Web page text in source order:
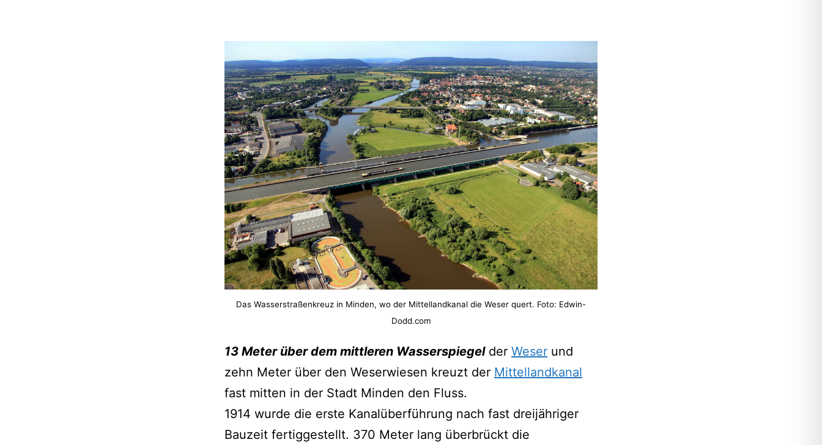
Das Wasserstraßenkreuz in Minden, wo der Mittellandkanal die Weser quert. Foto: Edwin-
Dodd.com
13 Meter über dem mittleren Wasserspiegelder Weser und
zehn Meter über den Weserwiesen kreuzt der Mittellandkanal
fast mitten in der Stadt Minden den Fluss.
1914 wurde die erste Kanalüberführung nach fast dreijähriger
Bauzeit fertiggestellt. 370 Meter lang überbrückt die